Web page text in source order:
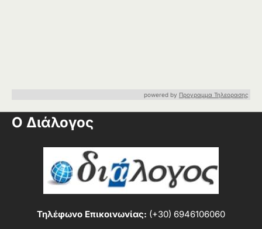
powered by Προγραμμα Τηλεορασης
Ο Διάλογος
Τηλέφωνο Επικοινωνίας: (+30) 6946106060